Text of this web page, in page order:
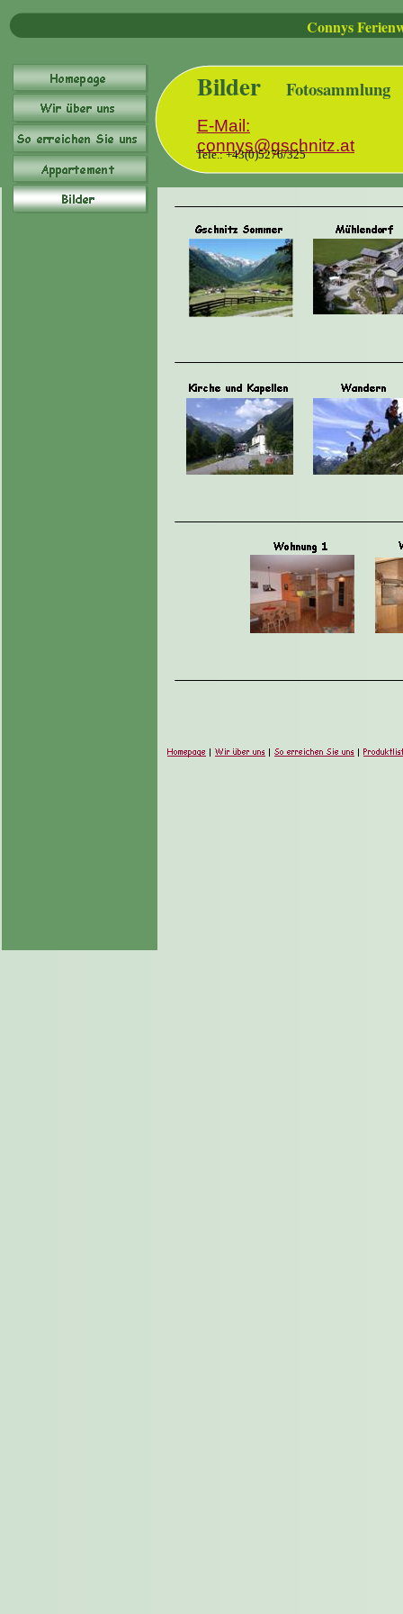
Connys
Bilder Fotosammlung
E-Mail:
connys@gschnitz.at
Tele.: +43(0)5276/325